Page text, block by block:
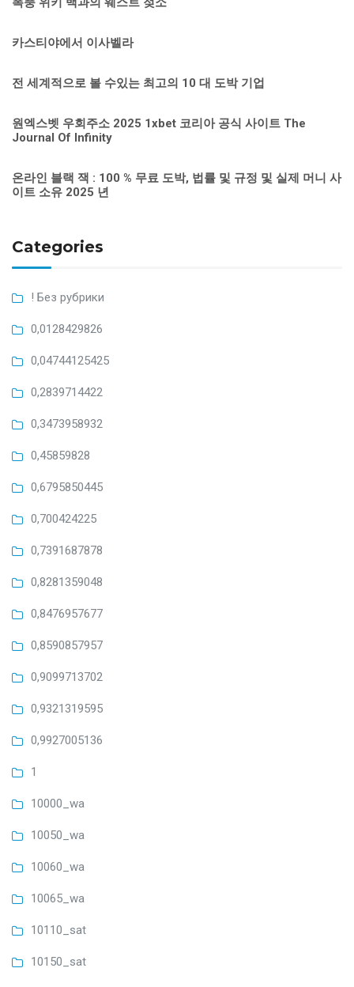
카스티야에서 이사벨라
전 세계적으로 볼 수있는 최고의 10 대 도박 기업
원엑스벳 우회주소 2025 1xbet 코리아 공식 사이트 The
Journal Of Infinity
온라인 블랙 잭 : 100 % 무료 도박, 법률 및 규정 및 실제 머니 사
이트 소유 2025 년
Categories
! Без рубрики
0,0128429826
0,04744125425
0,2839714422
0,3473958932
0,45859828
0,6795850445
0,700424225
0,7391687878
0,8281359048
0,8476957677
0,8590857957
0,9099713702
0,9321319595
0,9927005136
1
10000_wa
10050_wa
10060_wa
10065_wa
10110_sat
10150_sat